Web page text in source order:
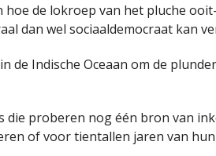
hoe de lokroep van het pluche
dan wel sociaaldemocraat kan
de Indische Oceaan om de
die proberen nog één bron van
of voor tientallen jaren van